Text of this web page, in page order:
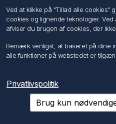
Adresser
Ansøg om Sælger konto
Følg os
Copyright © 2026 Förch A/S. Alle
Powered bynopCommerce
Ved at klikke på "Tillad alle cookies"
cookies og lignende teknologier.
afviser du brugen af cookies, der
Bemærk venligst, at baseret på dine
alle funktioner på webstedet er
Privatlivspolitik
Brug kun